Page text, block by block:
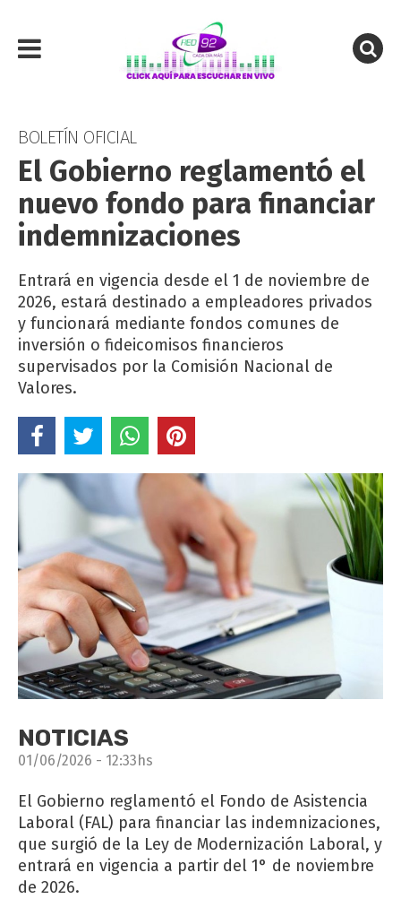
BOLETÍN OFICIAL
El Gobierno reglamentó el
nuevo fondo para financiar
indemnizaciones
Entrará en vigencia desde el 1 de noviembre de
2026, estará destinado a empleadores privados
y funcionará mediante fondos comunes de
inversión o fideicomisos financieros
supervisados por la Comisión Nacional de
Valores.
NOTICIAS
01/06/2026 - 12:33hs
El Gobierno reglamentó el Fondo de Asistencia
Laboral (FAL) para financiar las indemnizaciones,
que surgió de la Ley de Modernización Laboral, y
entrará en vigencia a partir del 1° de noviembre
de 2026.